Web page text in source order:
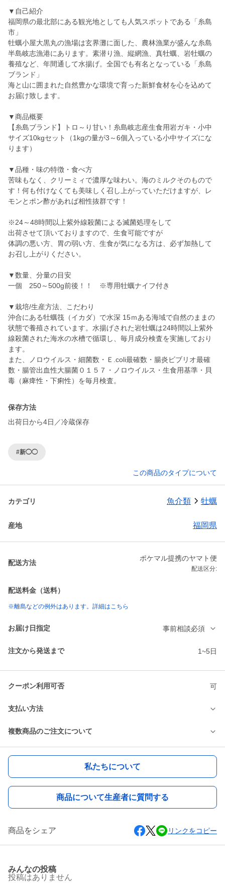
▼自己紹介
福岡県の最北部にある観光地としても人気スポットである「糸島
市」
牡蠣小屋大黒丸の漁場は玄界灘に面した、農林漁業が盛んな糸島
半島岐志漁港にあります。素潜り漁、縦網漁、真牡蠣、岩牡蠣の
養殖など、年間通して水揚げ。全国でも有名となっている「糸島
ブランド」
海と山に囲まれた自然豊かな環境で育った新鮮食材を心を込めて
お届け致します。
▼商品概要
【糸島ブランド】トロ～り甘い！糸島岐志産生食用岩ガキ・小中
サイズ10kgセット（1kgの量が3～6個入っている小中サイズにな
ります）
▼品種・味の特徴・食べ方
苦味もなく、クリーミィで濃厚な味わい。海のミルクそのもので
す！何も付けなくても美味しく召し上がっていただけますが、レ
モンとポン酢があれば相性抜群です！
※24～48時間以上紫外線殺菌による滅菌処理をして
出荷させて頂いておりますので、生食可能ですが
体調の悪い方、胃の弱い方、生食が気になる方は、必ず加熱して
お召し上がりください。
▼数量、分量の目安
一個 250～500g前後！！ ※専用牡蠣ナイフ付き
▼栽培/生産方法、こだわり
沖合にある牡蠣筏（イカダ）で水深 15ｍある海域で自然のままの
状態で養殖されています。水揚げされた岩牡蠣は24時間以上紫外
線殺菌された海水の水槽で循環し、毎月成分検査を実施しており
ます。
また、ノロウイルス・細菌数・Ｅ.coli最確数・腸炎ビブリオ最確
数・腸管出血性大腸菌０１５７・ノロウイルス・生食用基準・貝
毒（麻痺性・下痢性）を毎月検査。
保存方法
出荷日から4日／冷蔵保存
#新◯◯
この商品のタイプについて
カテゴリ 魚介類 牡蠣
産地 福岡県
配送方法
ポケマル提携のヤマト便
配送区分:
配送料金（送料）
※離島などの例外はあります。詳細はこちら
お届け日指定 事前相談必須
注文から発送まで 1~5日
クーポン利用可否 可
支払い方法
複数商品のご注文について
私たちについて
商品について生産者に質問する
商品をシェア リンクをコピー
みんなの投稿
投稿はありません